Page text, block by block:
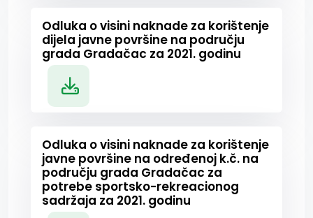
Odluka o visini naknade za korištenje
dijela javne površine na području
grada Gradačac za 2021. godinu
Odluka o visini naknade za korištenje
javne površine na određenoj k.č. na
području grada Gradačac za
potrebe sportsko-rekreacionog
sadržaja za 2021. godinu